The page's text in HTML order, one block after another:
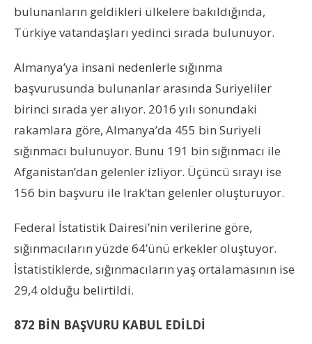
bulunanların geldikleri ülkelere bakıldığında,
Türkiye vatandaşları yedinci sırada bulunuyor.
Almanya’ya insani nedenlerle sığınma
başvurusunda bulunanlar arasında Suriyeliler
birinci sırada yer alıyor. 2016 yılı sonundaki
rakamlara göre, Almanya’da 455 bin Suriyeli
sığınmacı bulunuyor. Bunu 191 bin sığınmacı ile
Afganistan’dan gelenler izliyor. Üçüncü sırayı ise
156 bin başvuru ile Irak’tan gelenler oluşturuyor.
Federal İstatistik Dairesi’nin verilerine göre,
sığınmacıların yüzde 64’ünü erkekler oluştuyor.
İstatistiklerde, sığınmacıların yaş ortalamasının ise
29,4 olduğu belirtildi.
872 BİN BAŞVURU KABUL EDİLDİ